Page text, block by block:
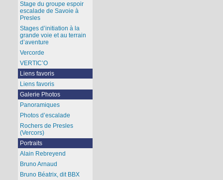
Stage du groupe espoir
escalade de Savoie à
Presles
Stages d’initiation à la
grande voie et au terrain
d’aventure
Vercorde
VERTIC’O
Liens favoris
Liens favoris
Galerie Photos
Panoramiques
Photos d’escalade
Rochers de Presles
(Vercors)
Portraits
Alain Rebreyend
Bruno Arnaud
Bruno Béatrix, dit BBX